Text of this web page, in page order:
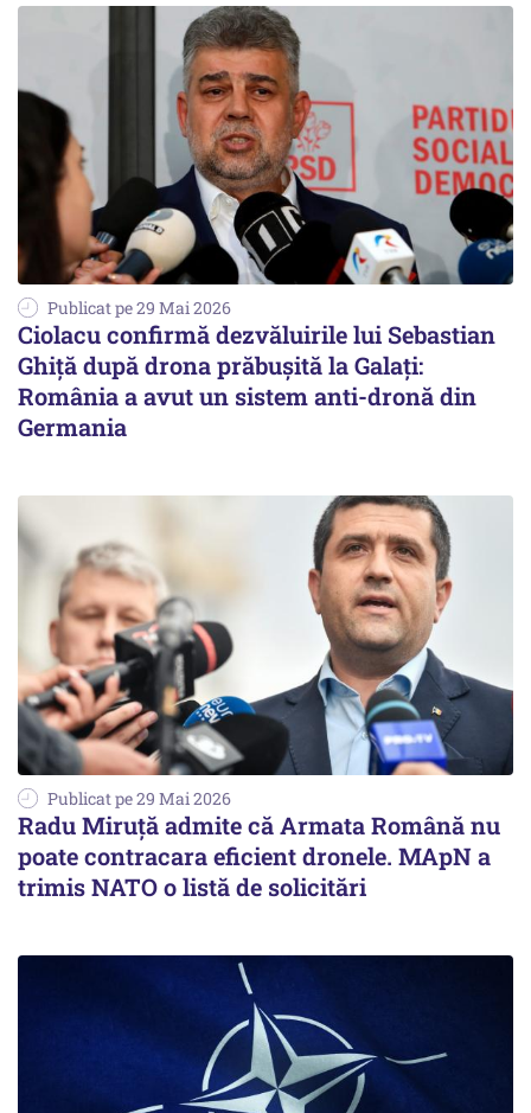
Publicat pe 29 Mai 2026
Ciolacu confirmă dezvăluirile lui Sebastian
Ghiță după drona prăbușită la Galați:
România a avut un sistem anti-dronă din
Germania
Publicat pe 29 Mai 2026
Radu Miruță admite că Armata Română nu
poate contracara eficient dronele. MApN a
trimis NATO o listă de solicitări